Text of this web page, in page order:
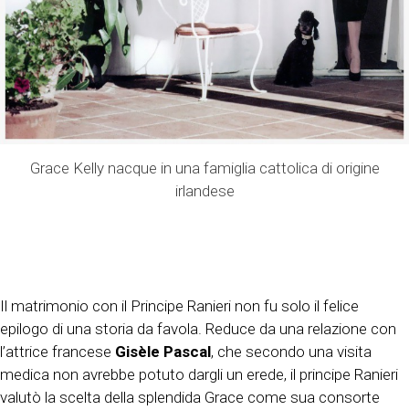
Grace Kelly nacque in una famiglia cattolica di origine
irlandese
Il matrimonio con il Principe Ranieri non fu solo il felice
epilogo di una storia da favola. Reduce da una relazione con
l’attrice francese Gisèle Pascal, che secondo una visita
medica non avrebbe potuto dargli un erede, il principe Ranieri
valutò la scelta della splendida Grace come sua consorte